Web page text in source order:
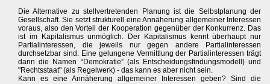
Die Alternative zu stellvertretenden Planung ist die Selbstplanung der
Gesellschaft. Sie setzt strukturell eine Annäherung allgemeiner Interessen
voraus, also den Vorteil der Kooperation gegenüber der Konkurrenz. Das
ist im Kapitalismus unmöglich. Der Kapitalismus kennt überhaupt nur
Partialinteressen, die jeweils nur gegen andere Partialinteressen
durchsetzbar sind. Eine gelungene Vermittlung der Partialinteressen trägt
dann die Namen “Demokratie” (als Entscheidungsfindungsmodell) und
"Rechtsstaat" (als Regelwerk) - das kann es aber nicht sein.
Kann es eine Annäherung allgemeiner Interessen geben? Sind die